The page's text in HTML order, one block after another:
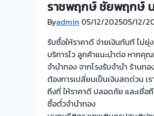
ราชพฤกษ์ ชัยพฤกษ์
Byadmin 05/12/202505/12/
รับซื้อให้ราคาดี จ่ายเงินทันที ไม่ยุ่
บริการไว ลูกค้าแนะนำต่อ หากคุ
จำนำทอง จากโรงรับจำนำ ร้านทอ
ต้องการเปลี่ยนเป็นเงินสดด่วน เ
ถึงที่ ให้ราคาดี ปลอดภัย และเชื่อ
ซื้อตั๋วจำนำทอง